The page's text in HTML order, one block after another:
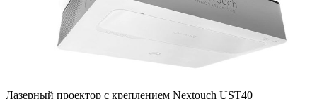
Лазерный проектор с креплением Nextouch UST40